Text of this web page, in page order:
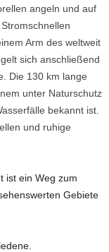
angeln und auf
Arm des weltweit
sich anschließend
Die 130 km lange
unter Naturschutz
bekannt ist.
und ruhige
ist ein Weg zum
Gebiete